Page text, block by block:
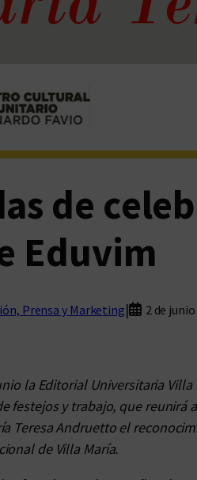
de
Eduvim
Prensa y Marketing| 2 de
la Editorial Universitaria
festejos y trabajo, que reunirá
Teresa Andruetto el
de Villa María.